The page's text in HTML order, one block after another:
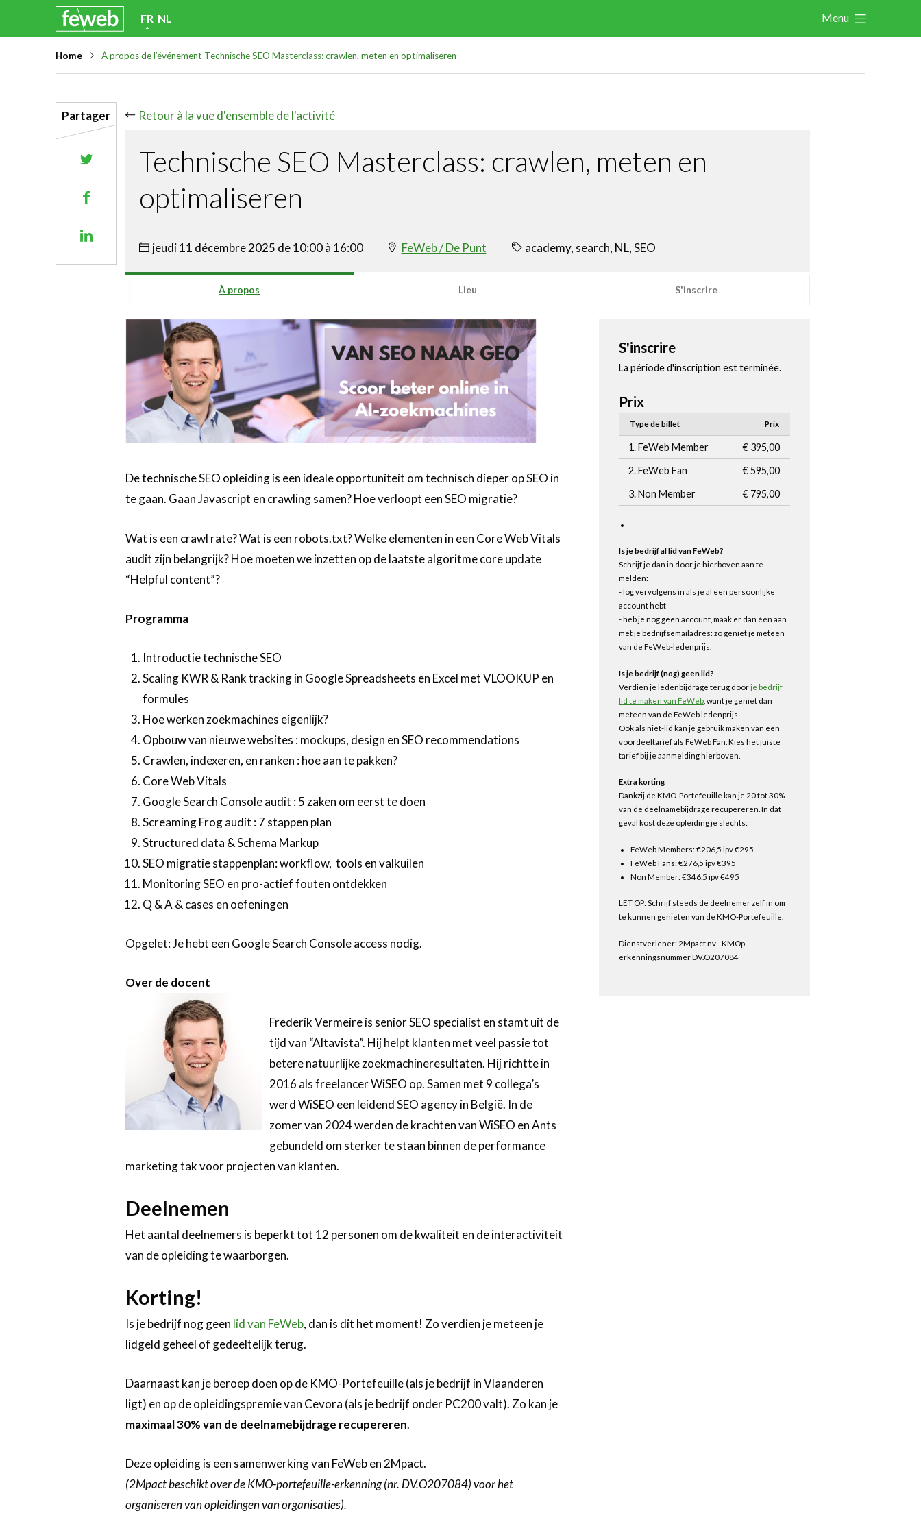
navigation
FR NL Menu
Home À propos de l’événement Technische SEO Masterclass: crawlen, meten en optimaliseren
Partager
Share
Twitter
Share
Facebook
Share
Retour à la vue d'ensemble de l'activité
Technische SEO Masterclass: crawlen, meten en
optimaliseren
jeudi 11 décembre 2025 de 10:00 à 16:00 FeWeb / De Punt academy, search, NL, SEO
À propos Lieu S'inscrire
De technische SEO opleiding is een ideale opportuniteit om technisch dieper op SEO in
te gaan. Gaan Javascript en crawling samen? Hoe verloopt een SEO migratie?
Wat is een crawl rate? Wat is een robots.txt? Welke elementen in een Core Web Vitals
audit zijn belangrijk? Hoe moeten we inzetten op de laatste algoritme core update
“Helpful content”?
Programma
Introductie technische SEO
Scaling KWR & Rank tracking in Google Spreadsheets en Excel met VLOOKUP en
formules
Hoe werken zoekmachines eigenlijk?
Opbouw van nieuwe websites : mockups, design en SEO recommendations
Crawlen, indexeren, en ranken : hoe aan te pakken?
Core Web Vitals
Google Search Console audit : 5 zaken om eerst te doen
Screaming Frog audit : 7 stappen plan
Structured data & Schema Markup
SEO migratie stappenplan: workflow, tools en valkuilen
Monitoring SEO en pro-actief fouten ontdekken
Q & A & cases en oefeningen
Opgelet: Je hebt een Google Search Console access nodig.
Over de docent
Frederik Vermeire is senior SEO specialist en stamt uit de
tijd van “Altavista”. Hij helpt klanten met veel passie tot
betere natuurlijke zoekmachineresultaten. Hij richtte in
2016 als freelancer WiSEO op. Samen met 9 collega’s
werd WiSEO een leidend SEO agency in België. In de
zomer van 2024 werden de krachten van WiSEO en Ants
gebundeld om sterker te staan binnen de performance
marketing tak voor projecten van klanten.
Deelnemen
Het aantal deelnemers is beperkt tot 12 personen om de kwaliteit en de interactiviteit
van de opleiding te waarborgen.
Korting!
Is je bedrijf nog geen lid van FeWeb, dan is dit het moment! Zo verdien je meteen je
lidgeld geheel of gedeeltelijk terug.
Daarnaast kan je beroep doen op de KMO-Portefeuille (als je bedrijf in Vlaanderen
ligt) en op de opleidingspremie van Cevora (als je bedrijf onder PC200 valt). Zo kan je
maximaal 30% van de deelnamebijdrage recupereren.
Deze opleiding is een samenwerking van FeWeb en 2Mpact.
(2Mpact beschikt over de KMO-portefeuille-erkenning (nr. DV.O207084) voor het
organiseren van opleidingen van organisaties).
S'inscrire
La période d'inscription est terminée.
Prix
Type de billet Prix
1. FeWeb Member
€ 395,00
2. FeWeb Fan
€ 595,00
3. Non Member
€ 795,00
Is je bedrijf al lid van FeWeb?
Schrijf je dan in door je hierboven aan te
melden:
- log vervolgens in als je al een persoonlijke
account hebt
- heb je nog geen account, maak er dan één aan
met je bedrijfsemailadres: zo geniet je meteen
van de FeWeb-ledenprijs.
Is je bedrijf (nog) geen lid?
Verdien je ledenbijdrage terug doorje bedrijf
lid te maken van FeWeb, want je geniet dan
meteen van de FeWeb ledenprijs.
Ook als niet-lid kan je gebruik maken van een
voordeeltarief als FeWeb Fan. Kies het juiste
tarief bij je aanmelding hierboven.
Extra korting
Dankzij de KMO-Portefeuille kan je 20 tot 30%
van de deelnamebijdrage recupereren. In dat
geval kost deze opleiding je slechts:
FeWeb Members: €206,5 ipv €295
FeWeb Fans: €276,5 ipv €395
Non Member: €346,5 ipv €495
LET OP: Schrijf steeds de deelnemer zelf in om
te kunnen genieten van de KMO-Portefeuille.
Dienstverlener: 2Mpact nv - KMOp
erkenningsnummer DV.O207084